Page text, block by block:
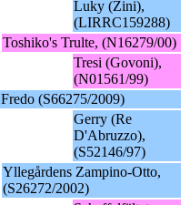
Luky (Zini),
(LIRRC159288)
Toshiko's Trulte, (N16279/00)
Tresi (Govoni),
(N01561/99)
(S66275/2009)
Gerry (Re
D'Abruzzo),
(S52146/97)
Yllegårdens Zampino-Otto,
(S26272/2002)